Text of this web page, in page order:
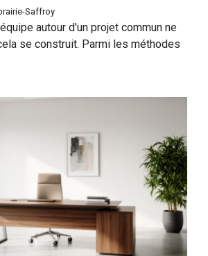
Saffroy
autour d'un projet commun ne
se construit. Parmi les méthodes